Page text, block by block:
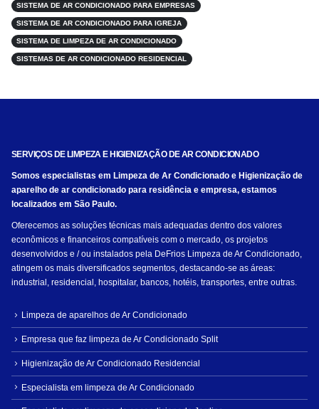
SISTEMA DE AR CONDICIONADO PARA EMPRESAS
SISTEMA DE AR CONDICIONADO PARA IGREJA
SISTEMA DE LIMPEZA DE AR CONDICIONADO
SISTEMAS DE AR CONDICIONADO RESIDENCIAL
SERVIÇOS DE LIMPEZA E HIGIENIZAÇÃO DE AR CONDICIONADO
Somos especialistas em Limpeza de Ar Condicionado e Higienização de
aparelho de ar condicionado para residência e empresa, estamos
localizados em São Paulo.
Oferecemos as soluções técnicas mais adequadas dentro dos valores
econômicos e financeiros compatíveis com o mercado, os projetos
desenvolvidos e / ou instalados pela DeFrios Limpeza de Ar Condicionado,
atingem os mais diversificados segmentos, destacando-se as áreas:
industrial, residencial, hospitalar, bancos, hotéis, transportes, entre outras.
Limpeza de aparelhos de Ar Condicionado
Empresa que faz limpeza de Ar Condicionado Split
Higienização de Ar Condicionado Residencial
Especialista em limpeza de Ar Condicionado